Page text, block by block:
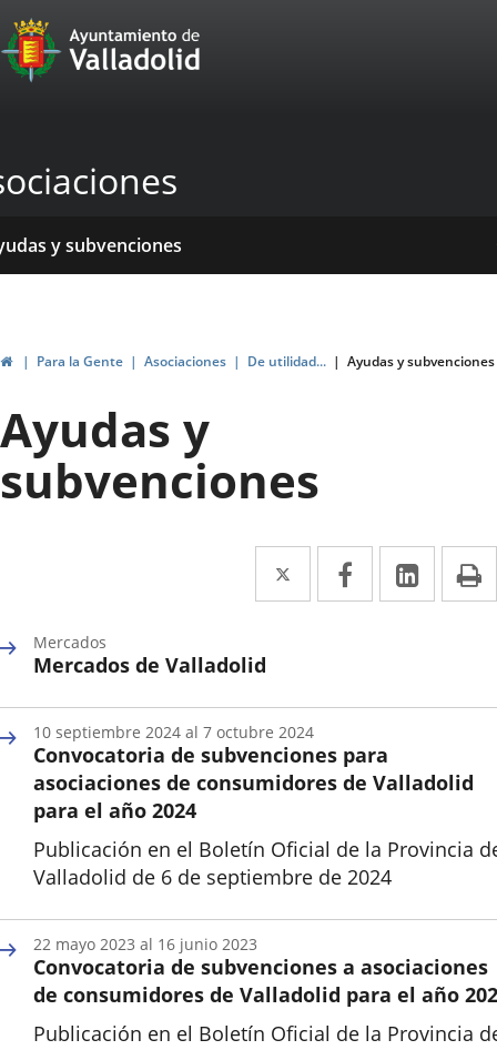
Portal
Web
Ayuntamiento
de
Valladolid
y subvenciones
HomePara la Gente Asociaciones De utilidad... Ayudas y subvenciones
Ayudas y
subvenciones
Twitter
Enlace
a
externa.
Facebook
Enlace
a
externa.
Enlace
a
Mercados de Valladolid
Mercados
Convocatoria de subvenciones para
asociaciones de consumidores de Valladolid
para el año 2024
Publicación en el Boletín Oficial de la Provincia
Valladolid de 6 de septiembre de 2024
Inicio
10 septiembre 2024 al 7 octubre 2024
Convocatoria de subvenciones a asociaciones
de consumidores de Valladolid para el año
Publicación en el Boletín Oficial de la Provincia
22 mayo 2023 al 16 junio 2023